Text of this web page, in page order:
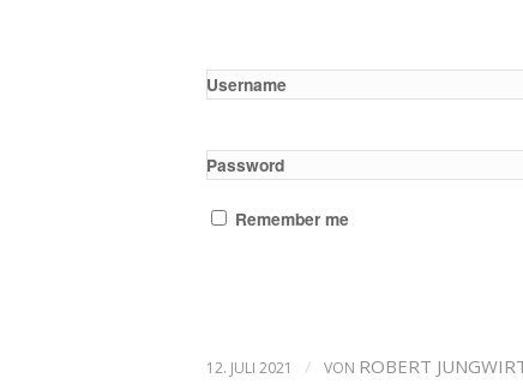
Username
Password
Remember me
12. JULI 2021 / VON ROBERT